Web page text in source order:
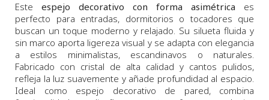
Este espejo decorativo con forma asimétrica es
perfecto para entradas, dormitorios o tocadores que
buscan un toque moderno y relajado. Su silueta fluida y
sin marco aporta ligereza visual y se adapta con elegancia
a estilos minimalistas, escandinavos o naturales.
Fabricado con cristal de alta calidad y cantos pulidos,
refleja la luz suavemente y añade profundidad al espacio.
Ideal como espejo decorativo de pared, combina